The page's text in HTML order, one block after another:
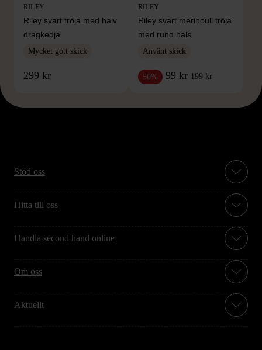
RILEY
Riley svart tröja med halv
dragkedja
Mycket gott skick
299 kr
RILEY
Riley svart merinoull tröja
med rund hals
Använt skick
50% 99 kr 199 kr
Stöd oss
Hitta till oss
Handla second hand online
Om oss
Aktuellt